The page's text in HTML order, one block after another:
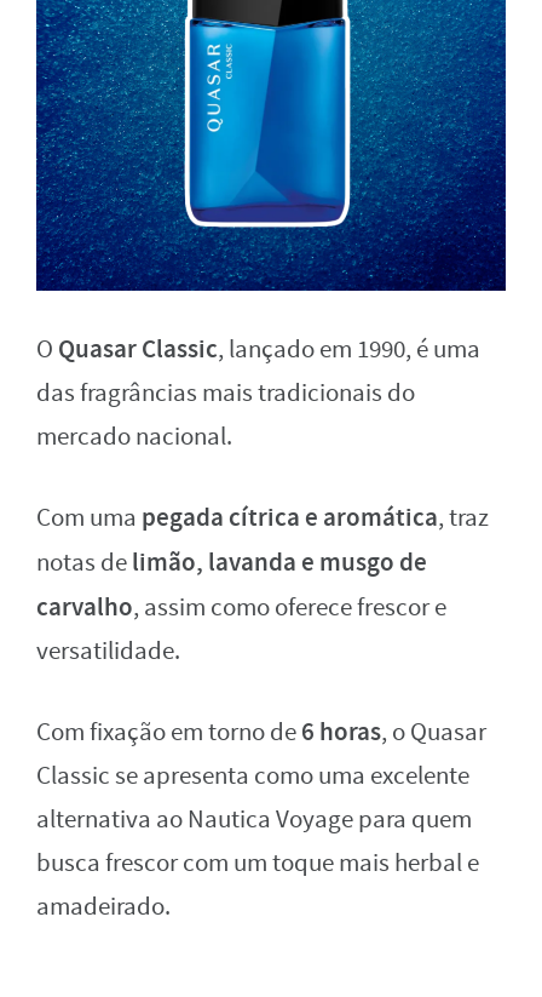
O Quasar Classic, lançado em 1990, é uma
das fragrâncias mais tradicionais do
mercado nacional.
Com uma pegada cítrica e aromática, traz
notas delimão, lavanda e musgo de
carvalho, assim como oferece frescor e
versatilidade.
Com fixação em torno de6 horas, o Quasar
Classic se apresenta como uma excelente
alternativa ao Nautica Voyage para quem
busca frescor com um toque mais herbal e
amadeirado.